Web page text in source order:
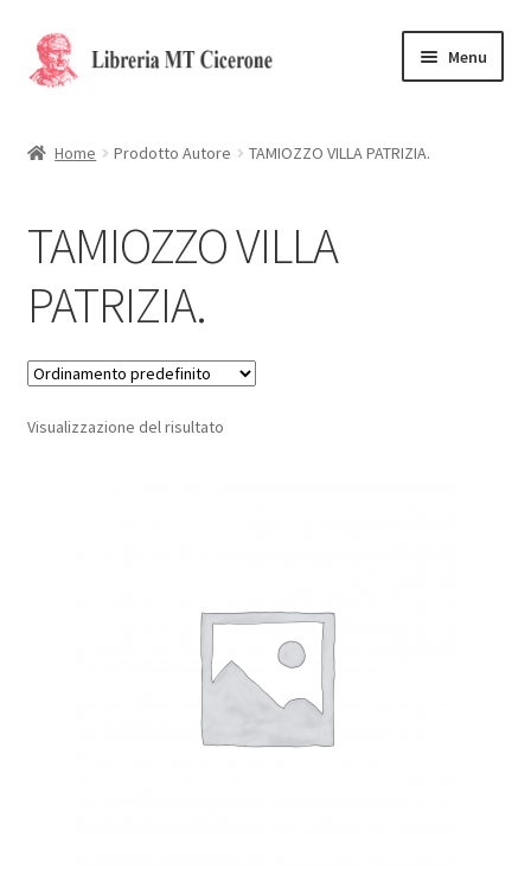
Vai
alla
Vai
al
Menu
La Storia
Contattaci
Cassa
Carrello
Home Prodotto Autore TAMIOZZO VILLA PATRIZIA.
TAMIOZZO VILLA
PATRIZIA.
Visualizzazione del risultato